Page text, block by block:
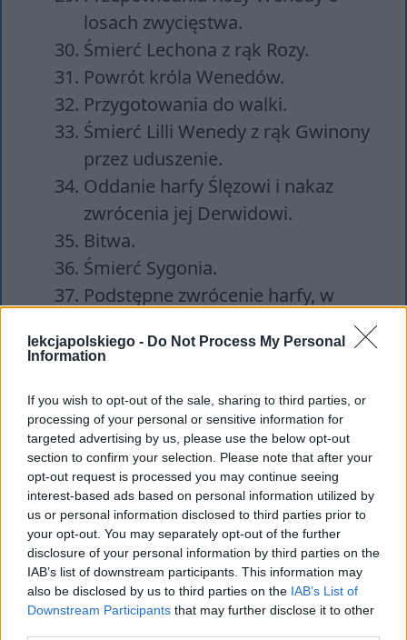
lekcjapolskiego - Do Not Process My Personal
Information
If you wish to opt-out of the sale, sharing to third parties, or
processing of your personal or sensitive information for
targeted advertising by us, please use the below opt-out
section to confirm your selection. Please note that after your
opt-out request is processed you may continue seeing
interest-based ads based on personal information utilized by
us or personal information disclosed to third parties prior to
your opt-out. You may separately opt-out of the further
disclosure of your personal information by third parties on the
IAB’s list of downstream participants. This information may
also be disclosed by us to third parties on the IAB’s List of
Downstream Participants that may further disclose it to other
losach zwycięstwa.
Śmierć Lechona z rąk Rozy.
Powrót króla Wenedów.
Przygotowania do walki.
Śmierć Lilli Wenedy z rąk Gwinony
przez uduszenie.
Oddanie harfy Ślęzowi i nakaz
zwrócenia jej Derwidowi.
Bitwa.
Śmierć Sygonia.
Podstępne zwrócenie harfy, w
Rozpacz rodziny Wenedów.
Walki, dołączenie Gwinony do
walczących.
Spotkanie Ślęza i św. Gwalberta,
pogodzenie postaci.
Śmierć Gwinony.
Śmierć Leluma i poświęcenie
Poleluma, aby zginąć wraz z nim.
Objawienie Maryi.